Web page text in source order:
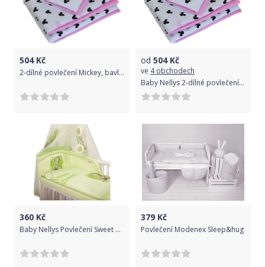
504Kč
2-dílné povlečení Mickey, bavlněné - růžová, černá, B19, Velikost povlečení 120x90
od 504Kč
ve 4 obchodech
Baby Nellys 2-dílné povlečení 135x100, Mickey, bavlněné - růžová, černá, B19
360 Kč
Baby Nellys Povlečení Sweet Dreams by Teddy - zelený
379 Kč
Povlečení Modenex Sleep&hug